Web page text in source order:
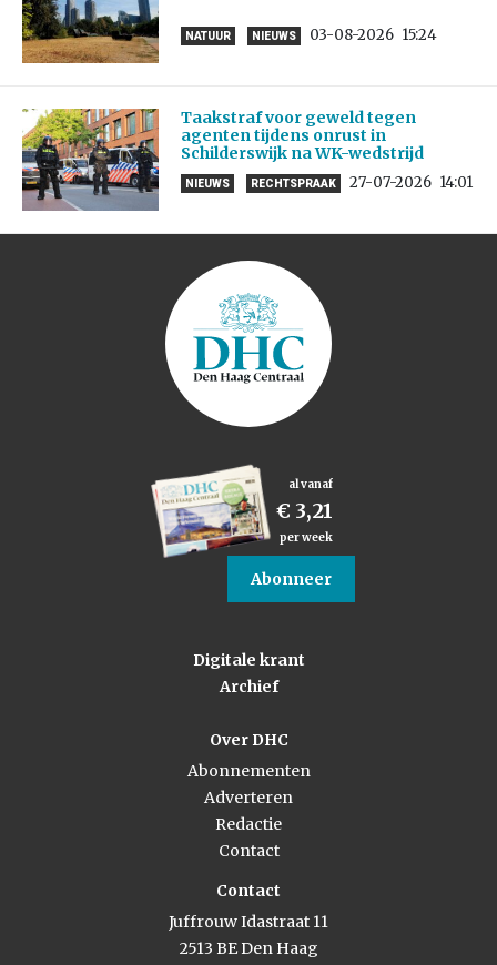
NATUUR NIEUWS 03-08-2026 15:24
Taakstraf voor geweld tegen
agenten tijdens onrust in
Schilderswijk na WK-wedstrijd
NIEUWS RECHTSPRAAK 27-07-2026 14:01
al vanaf
€ 3,21
per week
Abonneer
Digitale krant
Archief
Over DHC
Abonnementen
Adverteren
Redactie
Contact
Contact
Juffrouw Idastraat 11
2513 BE Den Haag